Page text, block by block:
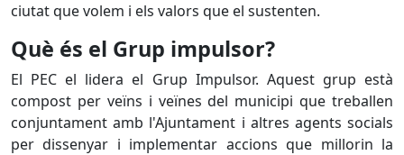
ciutat que volem i els valors que el sustenten.
Què és el Grup impulsor?
El PEC el lidera el Grup Impulsor. Aquest grup està
compost per veïns i veïnes del municipi que treballen
conjuntament amb l'Ajuntament i altres agents socials
per dissenyar i implementar accions que millorin la